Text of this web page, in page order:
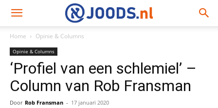
Home Opinie & Columns
Opinie & Columns
‘Profiel van een schlemiel’ –
Column van Rob Fransman
Door Rob Fransman - 17 januari 2020